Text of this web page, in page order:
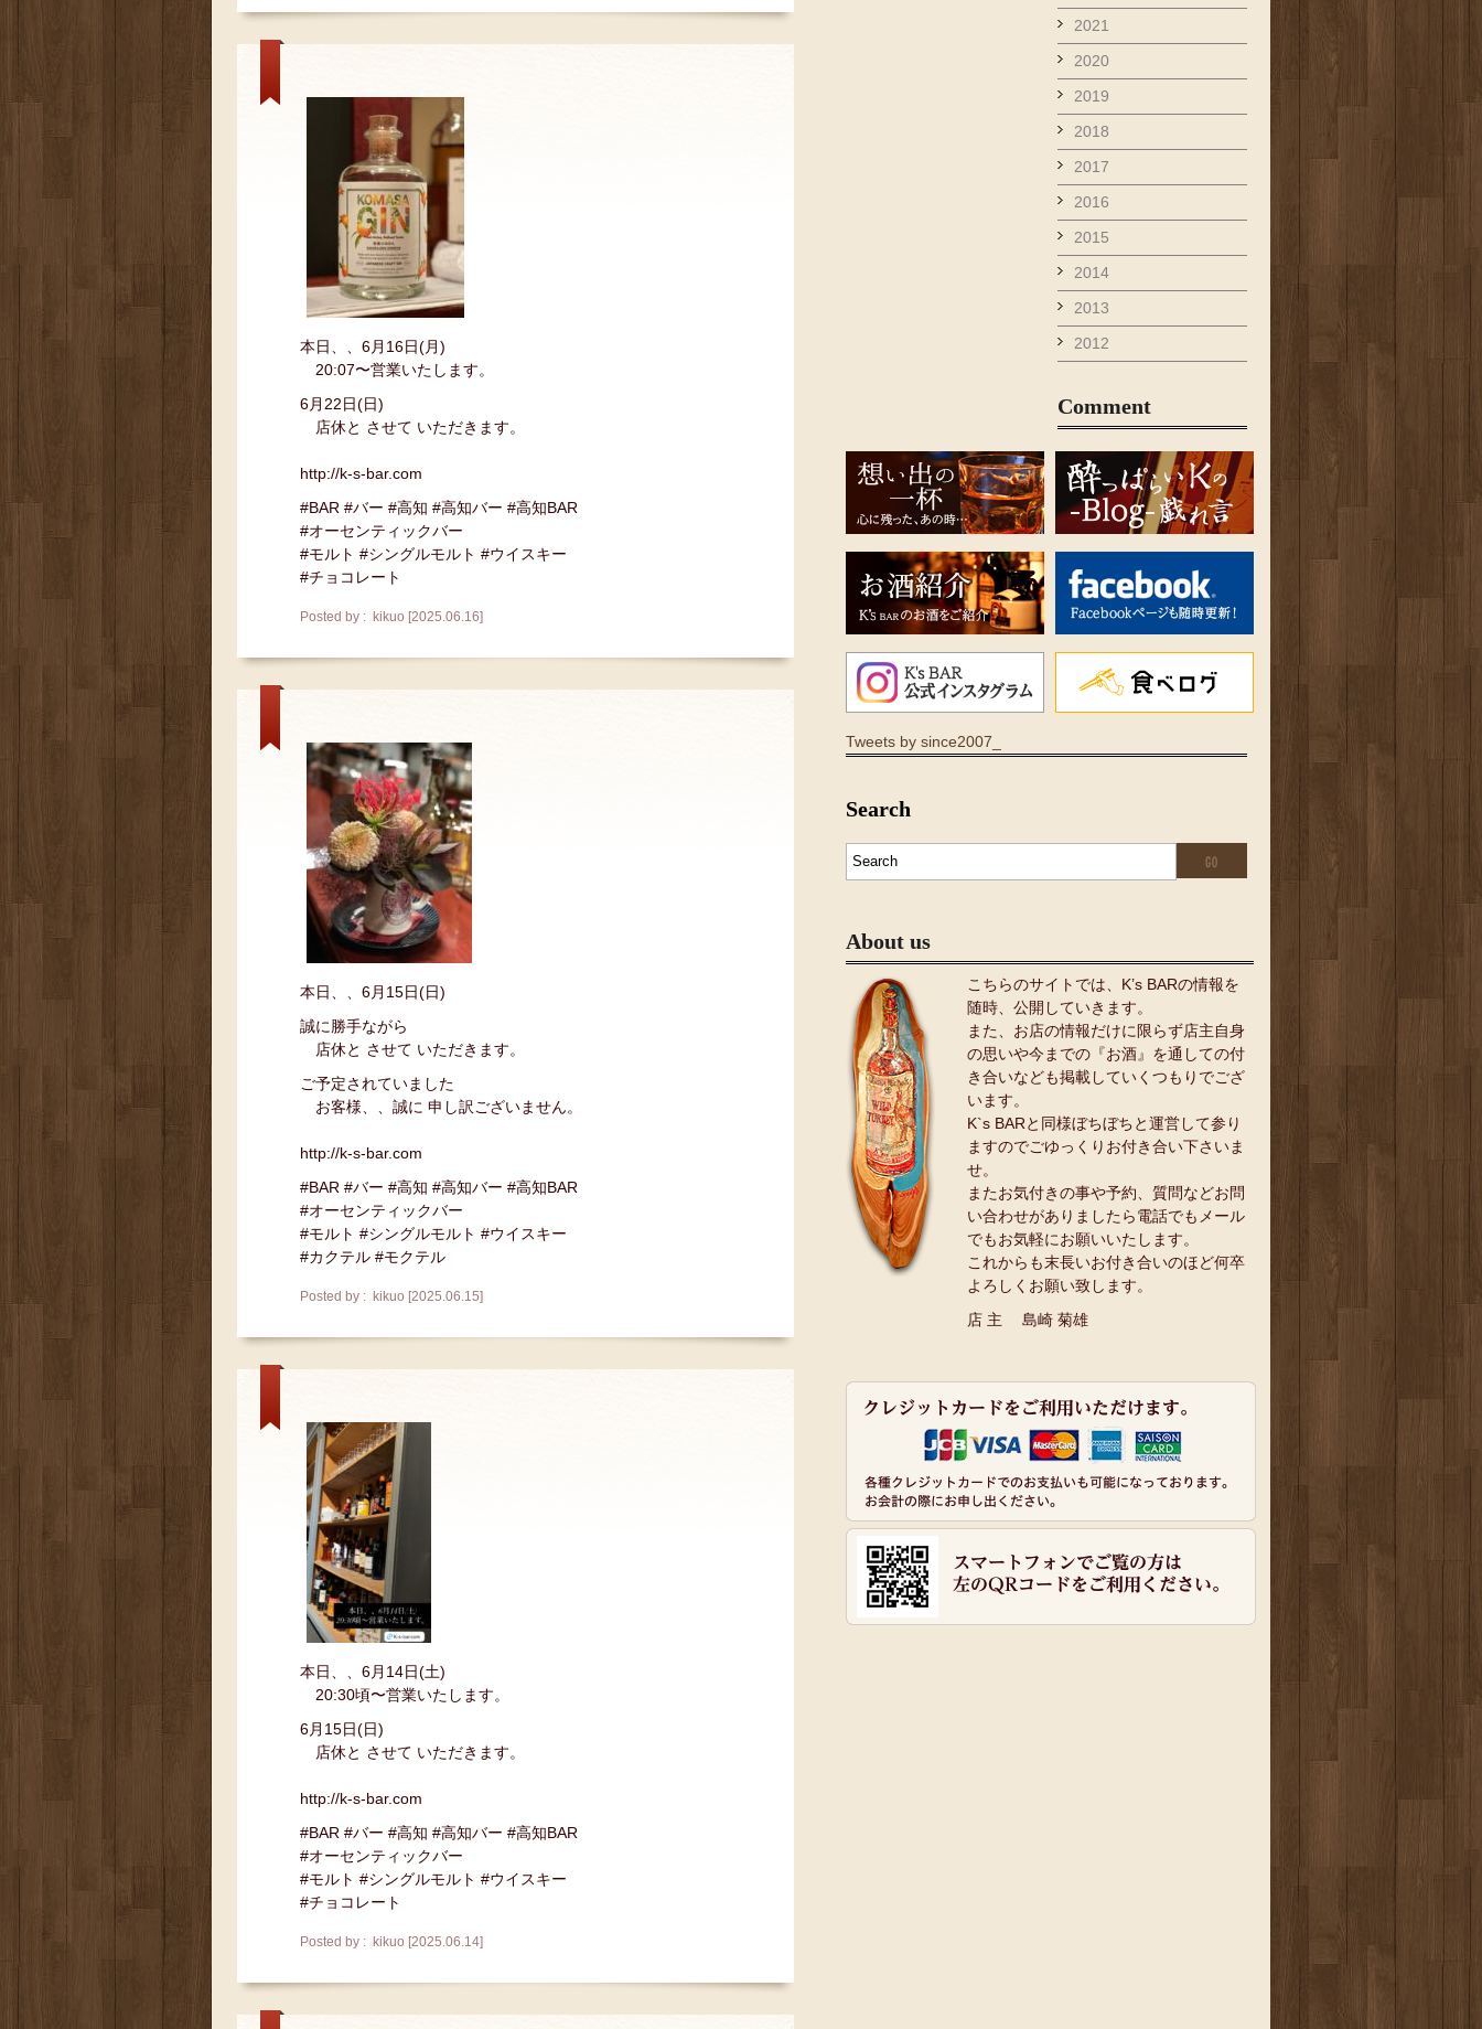
本日、、6月16日(月)
20:07〜営業いたします。
6月22日(日)
店休と させて いただきます。
http://k-s-bar.com
#BAR #バー #高知 #高知バー #高知BAR
#オーセンティックバー
#モルト #シングルモルト #ウイスキー
#チョコレート
Posted by : kikuo [2025.06.16]
本日、、6月15日(日)
誠に勝手ながら
店休と させて いただきます。
ご予定されていました
お客様、、誠に 申し訳ございません。
http://k-s-bar.com
#BAR #バー #高知 #高知バー #高知BAR
#オーセンティックバー
#モルト #シングルモルト #ウイスキー
#カクテル #モクテル
Posted by : kikuo [2025.06.15]
本日、、6月14日(土)
20:30頃〜営業いたします。
6月15日(日)
店休と させて いただきます。
http://k-s-bar.com
#BAR #バー #高知 #高知バー #高知BAR
#オーセンティックバー
#モルト #シングルモルト #ウイスキー
#チョコレート
Posted by : kikuo [2025.06.14]
2021
2020
2019
2018
2017
2016
2015
2014
2013
2012
Comment
Tweets by since2007_
Search
About us
こちらのサイトでは、K’s BARの情報を
随時、公開していきます。
また、お店の情報だけに限らず店主自身
の思いや今までの『お酒』を通しての付
き合いなども掲載していくつもりでござ
います。
K`s BARと同様ぼちぼちと運営して参り
ますのでごゆっくりお付き合い下さいま
せ。
またお気付きの事や予約、質問などお問
い合わせがありましたら電話でもメール
でもお気軽にお願いいたします。
これからも末長いお付き合いのほど何卒
よろしくお願い致します。
店 主 島崎 菊雄